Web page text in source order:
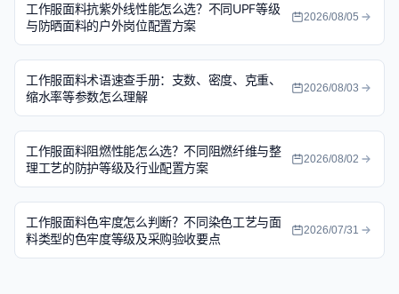
工作服面料抗紫外线性能怎么选？不同UPF等级
与防晒面料的户外岗位配置方案
2026/08/05
工作服面料术语速查手册：支数、密度、克重、
缩水率等参数怎么理解
2026/08/03
工作服面料阻燃性能怎么选？不同阻燃纤维与整
理工艺的防护等级及行业配置方案
2026/08/02
工作服面料色牢度怎么判断？不同染色工艺与面
料类型的色牢度等级及采购验收要点
2026/07/31